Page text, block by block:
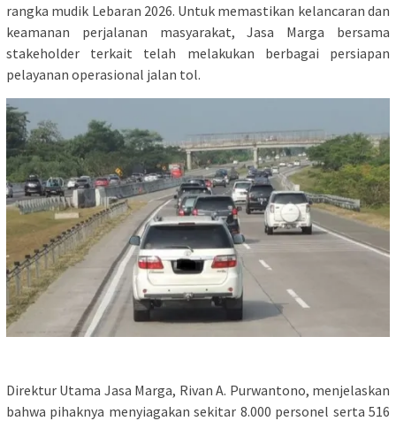
rangka mudik Lebaran 2026. Untuk memastikan kelancaran dan
keamanan perjalanan masyarakat, Jasa Marga bersama
stakeholder terkait telah melakukan berbagai persiapan
pelayanan operasional jalan tol.
Direktur Utama Jasa Marga, Rivan A. Purwantono, menjelaskan
bahwa pihaknya menyiagakan sekitar 8.000 personel serta 516